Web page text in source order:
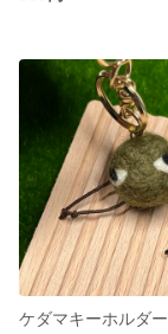
ケダマキーホルダー